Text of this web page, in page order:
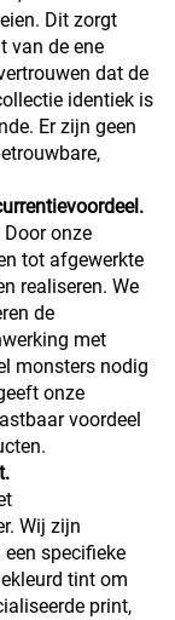
Dit zorgt
van de ene
dat de
identiek is
Er zijn geen
onze
tot afgewerkte
realiseren. We
de
met
monsters nodig
onze
voordeel
Wij zijn
specifieke
tint om
print,